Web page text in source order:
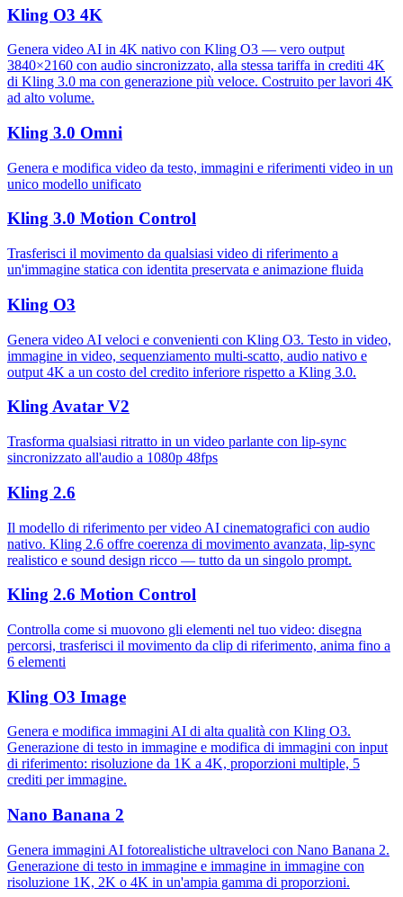
Kling O3 4K
Genera video AI in 4K nativo con Kling O3 — vero output
3840×2160 con audio sincronizzato, alla stessa tariffa in crediti 4K
di Kling 3.0 ma con generazione più veloce. Costruito per lavori 4K
ad alto volume.
Kling 3.0 Omni
Genera e modifica video da testo, immagini e riferimenti video in un
unico modello unificato
Kling 3.0 Motion Control
Trasferisci il movimento da qualsiasi video di riferimento a
un'immagine statica con identita preservata e animazione fluida
Kling O3
Genera video AI veloci e convenienti con Kling O3. Testo in video,
immagine in video, sequenziamento multi-scatto, audio nativo e
output 4K a un costo del credito inferiore rispetto a Kling 3.0.
Kling Avatar V2
Trasforma qualsiasi ritratto in un video parlante con lip-sync
sincronizzato all'audio a 1080p 48fps
Kling 2.6
Il modello di riferimento per video AI cinematografici con audio
nativo. Kling 2.6 offre coerenza di movimento avanzata, lip-sync
realistico e sound design ricco — tutto da un singolo prompt.
Kling 2.6 Motion Control
Controlla come si muovono gli elementi nel tuo video: disegna
percorsi, trasferisci il movimento da clip di riferimento, anima fino a
6 elementi
Kling O3 Image
Genera e modifica immagini AI di alta qualità con Kling O3.
Generazione di testo in immagine e modifica di immagini con input
di riferimento: risoluzione da 1K a 4K, proporzioni multiple, 5
crediti per immagine.
Nano Banana 2
Genera immagini AI fotorealistiche ultraveloci con Nano Banana 2.
Generazione di testo in immagine e immagine in immagine con
risoluzione 1K, 2K o 4K in un'ampia gamma di proporzioni.